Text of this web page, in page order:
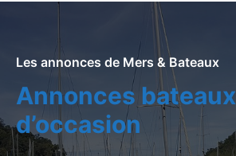
Les annonces de Mers & Bateaux
Annonces bateaux
d’occasion